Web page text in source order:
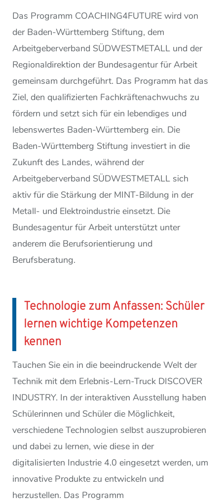
Das Programm COACHING4FUTURE wird von
der Baden-Württemberg Stiftung, dem
Arbeitgeberverband SÜDWESTMETALL und der
Regionaldirektion der Bundesagentur für Arbeit
gemeinsam durchgeführt. Das Programm hat das
Ziel, den qualifizierten Fachkräftenachwuchs zu
fördern und setzt sich für ein lebendiges und
lebenswertes Baden-Württemberg ein. Die
Baden-Württemberg Stiftung investiert in die
Zukunft des Landes, während der
Arbeitgeberverband SÜDWESTMETALL sich
aktiv für die Stärkung der MINT-Bildung in der
Metall- und Elektroindustrie einsetzt. Die
Bundesagentur für Arbeit unterstützt unter
anderem die Berufsorientierung und
Berufsberatung.
Technologie zum Anfassen: Schüler
lernen wichtige Kompetenzen
kennen
Tauchen Sie ein in die beeindruckende Welt der
Technik mit dem Erlebnis-Lern-Truck DISCOVER
INDUSTRY. In der interaktiven Ausstellung haben
Schülerinnen und Schüler die Möglichkeit,
verschiedene Technologien selbst auszuprobieren
und dabei zu lernen, wie diese in der
digitalisierten Industrie 4.0 eingesetzt werden, um
innovative Produkte zu entwickeln und
herzustellen. Das Programm